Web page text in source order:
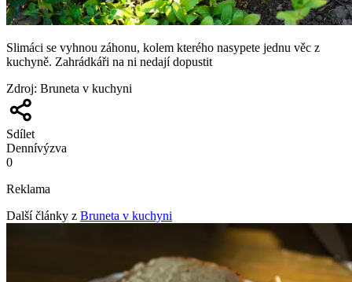
Slimáci se vyhnou záhonu, kolem kterého nasypete jednu věc z
kuchyně. Zahrádkáři na ni nedají dopustit
Zdroj: Bruneta v kuchyni
Sdílet
Dennívýzva
0
Reklama
Další články z Bruneta v kuchyni